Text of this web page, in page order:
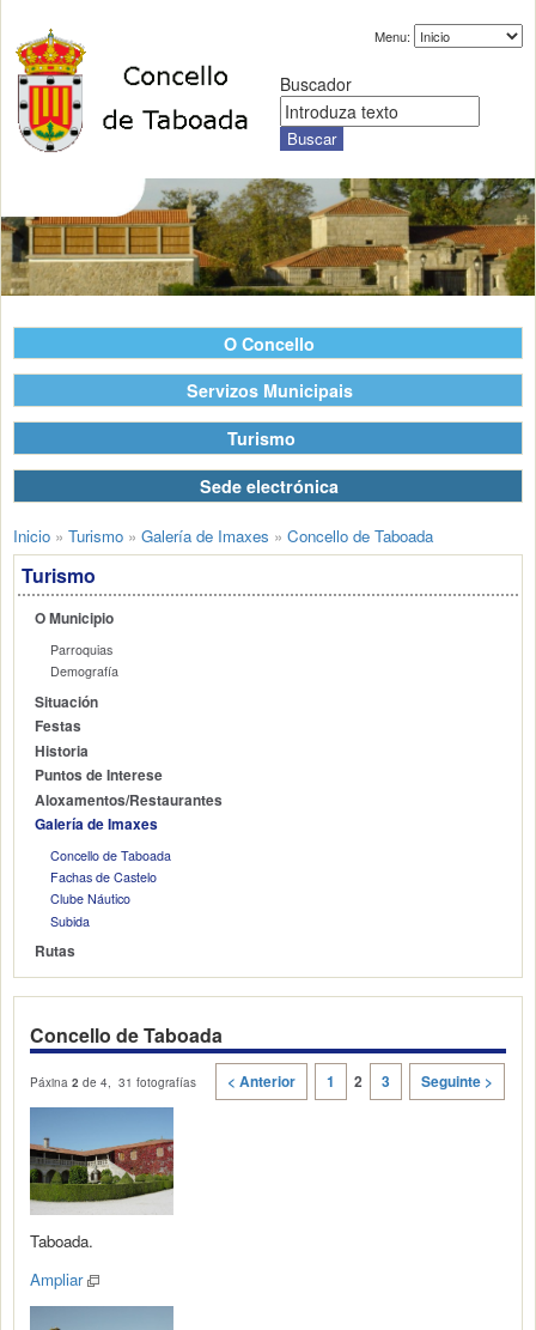
Menu:
Buscador
O Concello
Servizos Municipais
Turismo
Sede electrónica
Inicio » Turismo » Galería de Imaxes » Concello de Taboada
Turismo
O Municipio
Parroquias
Demografía
Situación
Festas
Historia
Puntos de Interese
Aloxamentos/Restaurantes
Galería de Imaxes
Concello de Taboada
Fachas de Castelo
Clube Náutico
Subida
Rutas
Concello de Taboada
Páxina2 de 4, 31 fotografías < Anterior 1 2 3 Seguinte >
Taboada.
Ampliar